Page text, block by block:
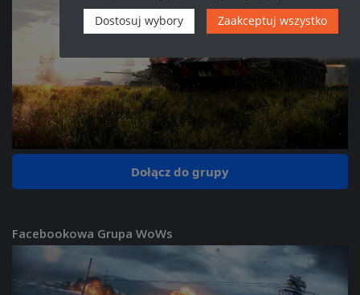
Dołącz do grupy
Facebookowa Grupa WoWs
Dostosuj wybory Zaakceptuj wszystko